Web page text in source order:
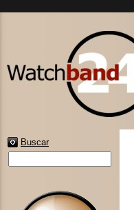
Buscar